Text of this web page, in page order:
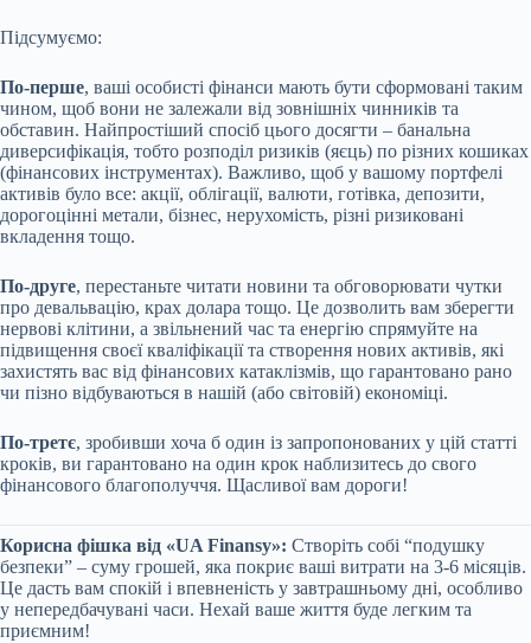
Підсумуємо:
По-перше, ваші особисті фінанси мають бути сформовані таким
чином, щоб вони не залежали від зовнішніх чинників та
обставин. Найпростіший спосіб цього досягти – банальна
диверсифікація, тобто розподіл ризиків (яєць) по різних кошиках
(фінансових інструментах). Важливо, щоб у вашому портфелі
активів було все: акції, облігації, валюти, готівка, депозити,
дорогоцінні метали, бізнес, нерухомість, різні ризиковані
вкладення тощо.
По-друге, перестаньте читати новини та обговорювати чутки
про девальвацію, крах долара тощо. Це дозволить вам зберегти
нервові клітини, а звільнений час та енергію спрямуйте на
підвищення своєї кваліфікації та створення нових активів, які
захистять вас від фінансових катаклізмів, що гарантовано рано
чи пізно відбуваються в нашій (або світовій) економіці.
По-третє, зробивши хоча б один із запропонованих у цій статті
кроків, ви гарантовано на один крок наблизитесь до свого
фінансового благополуччя. Щасливої вам дороги!
Корисна фішка від «UA Finansy»: Створіть собі “подушку
безпеки” – суму грошей, яка покриє ваші витрати на 3-6 місяців.
Це дасть вам спокій і впевненість у завтрашньому дні, особливо
у непередбачувані часи. Нехай ваше життя буде легким та
приємним!